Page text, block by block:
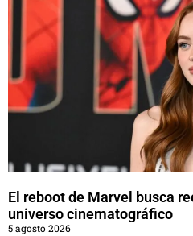
El reboot de Marvel busca
universo cinematográfico
5 agosto 2026